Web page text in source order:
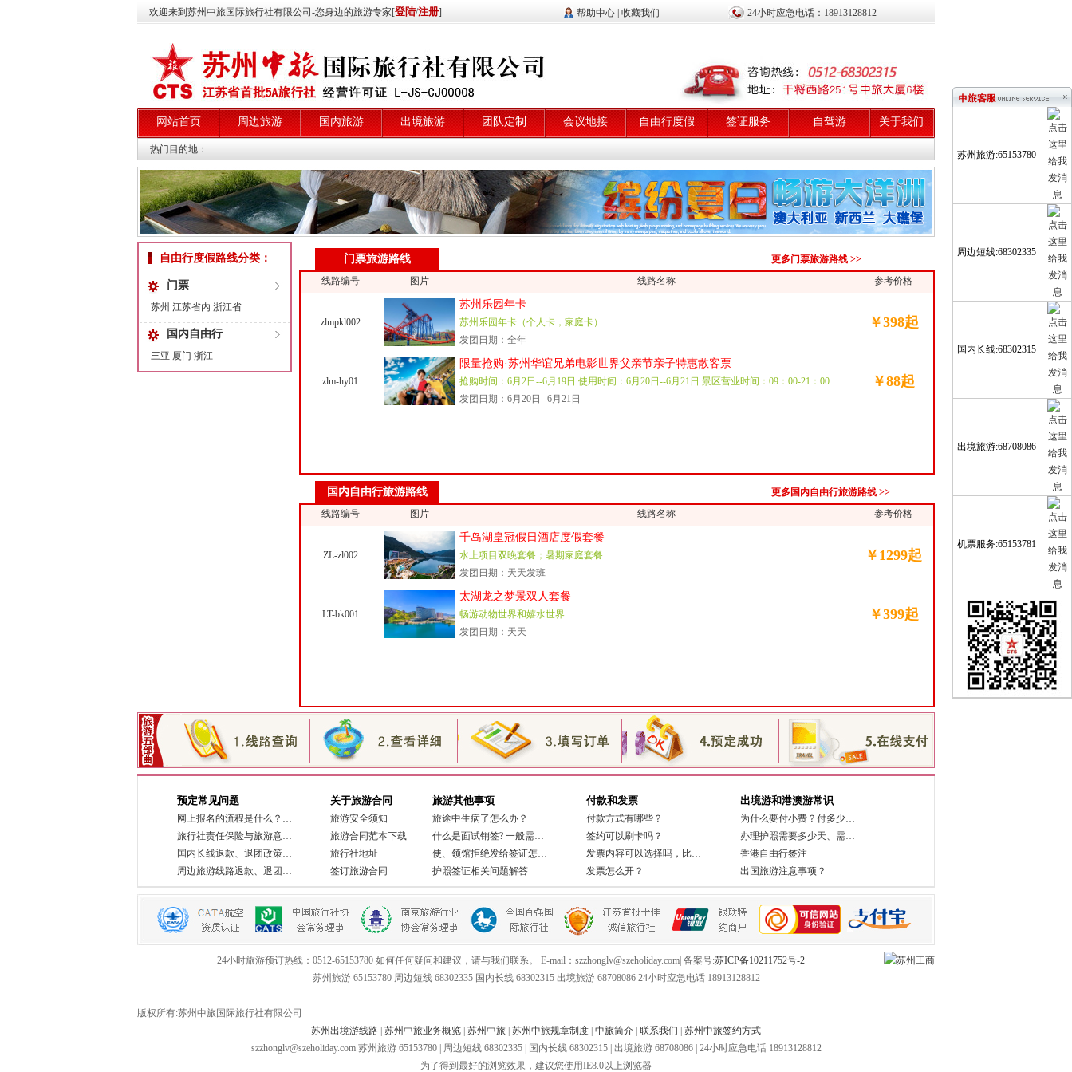
欢迎来到苏州中旅国际旅行社有限公司-您身边的旅游专家[登陆/注册] 帮助中心 收藏我们 24小时应急电话： 18913128812
网站首页 周边旅游 国内旅游 出境旅游 团队定制 会议地接 自由行度假 签证服务 自驾游 关于我们
热门目的地：
自由行度假路线分类：
门票
苏州 江苏省内 浙江省
国内自由行
三亚 厦门 浙江
门票旅游路线
更多门票旅游路线 >>
线路编号
图片 线路名称 参考价格
zlmpkl002
苏州乐园年卡
苏州乐园年卡（个人卡，家庭卡）
发团日期：全年
￥398起
zlm-hy01
限量抢购·苏州华谊兄弟电影世界父亲节亲子特惠散客票
抢购时间：6月2日--6月19日 使用时间：6月20日--6月21日 景区营业时间：09：00-21：00
发团日期：6月20日--6月21日
￥88起
国内自由行旅游路线
更多国内自由行旅游路线 >>
线路编号
图片 线路名称 参考价格
ZL-zl002
千岛湖皇冠假日酒店度假套餐
水上项目双晚套餐；暑期家庭套餐
发团日期：天天发班
￥1299起
LT-bk001
太湖龙之梦景双人套餐
畅游动物世界和嬉水世界
发团日期：天天
￥399起
预定常见问题
网上报名的流程是什么？…
旅行社责任保险与旅游意…
国内长线退款、退团政策…
周边旅游线路退款、退团…
关于旅游合同
旅游安全须知
旅游合同范本下载
旅行社地址
签订旅游合同
旅游其他事项
旅途中生病了怎么办？
什么是面试销签? 一般需…
使、领馆拒绝发给签证怎…
护照签证相关问题解答
付款和发票
付款方式有哪些？
签约可以刷卡吗？
发票内容可以选择吗，比…
发票怎么开？
出境游和港澳游常识
为什么要付小费？付多少…
办理护照需要多少天、需…
香港自由行签注
出国旅游注意事项？
24小时旅游预订热线：0512-65153780 如何任何疑问和建议，请与我们联系。 E-mail：szzhonglv@szeholiday.com| 备案号:苏ICP备10211752号-2
苏州旅游 65153780 周边短线 68302335 国内长线 68302315 出境旅游 68708086 24小时应急电话 18913128812
版权所有:苏州中旅国际旅行社有限公司
苏州出境游线路 苏州中旅业务概览 苏州中旅 苏州中旅规章制度 中旅简介 联系我们
苏州中旅签约方式
szzhonglv@szeholiday.com 苏州旅游 65153780 | 周边短线 68302335 | 国内长线 68302315 | 出境旅游 68708086 | 24小时应急电话 18913128812
为了得到最好的浏览效果，建议您使用IE8.0以上浏览器
×
苏州旅游:65153780
周边短线:68302335
国内长线:68302315
出境旅游:68708086
机票服务:65153781